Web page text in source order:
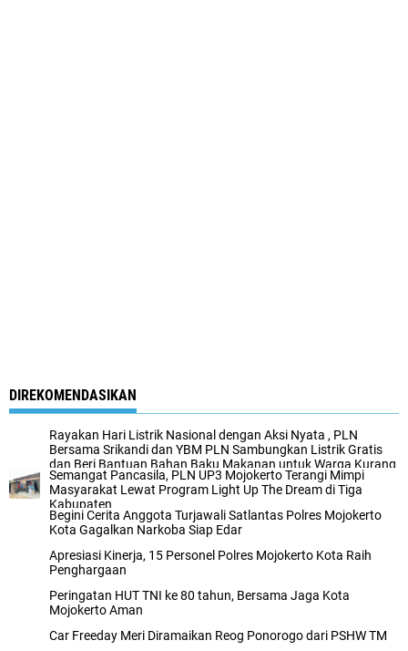
DIREKOMENDASIKAN
Rayakan Hari Listrik Nasional dengan Aksi Nyata , PLN
Bersama Srikandi dan YBM PLN Sambungkan Listrik Gratis
dan Beri Bantuan Bahan Baku Makanan untuk Warga Kurang
Mampu
Semangat Pancasila, PLN UP3 Mojokerto Terangi Mimpi
Masyarakat Lewat Program Light Up The Dream di Tiga
Kabupaten
Begini Cerita Anggota Turjawali Satlantas Polres Mojokerto
Kota Gagalkan Narkoba Siap Edar
Apresiasi Kinerja, 15 Personel Polres Mojokerto Kota Raih
Penghargaan
Peringatan HUT TNI ke 80 tahun, Bersama Jaga Kota
Mojokerto Aman
Car Freeday Meri Diramaikan Reog Ponorogo dari PSHW TM